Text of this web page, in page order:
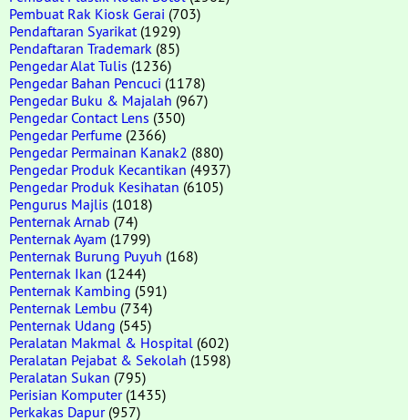
Pembuat Rak Kiosk Gerai (703)
Pendaftaran Syarikat (1929)
Pendaftaran Trademark (85)
Pengedar Alat Tulis (1236)
Pengedar Bahan Pencuci (1178)
Pengedar Buku & Majalah (967)
Pengedar Contact Lens (350)
Pengedar Perfume (2366)
Pengedar Permainan Kanak2 (880)
Pengedar Produk Kecantikan (4937)
Pengedar Produk Kesihatan (6105)
Pengurus Majlis (1018)
Penternak Arnab (74)
Penternak Ayam (1799)
Penternak Burung Puyuh (168)
Penternak Ikan (1244)
Penternak Kambing (591)
Penternak Lembu (734)
Penternak Udang (545)
Peralatan Makmal & Hospital (602)
Peralatan Pejabat & Sekolah (1598)
Peralatan Sukan (795)
Perisian Komputer(1435)
Perkakas Dapur(957)